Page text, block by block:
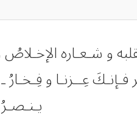
شـعـاره الإخـلاصُ و
فـإنـكَ عِــزنـا و